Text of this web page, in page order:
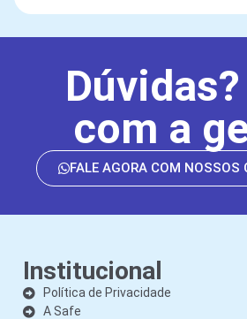
com a
FALE AGORA COM NOSSOS
Institucional
Política de Privacidade
A Safe